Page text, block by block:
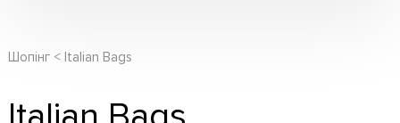
Шопінг Italian Bags